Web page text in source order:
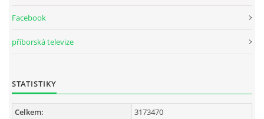
Facebook
příborská televize
STATISTIKY
Celkem: 3173470